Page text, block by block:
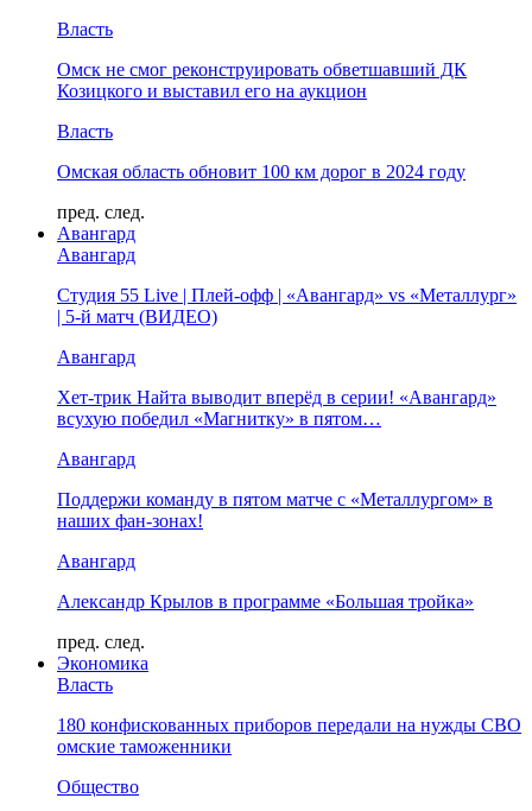
Власть
Омск не смог реконструировать обветшавший ДК
Козицкого и выставил его на аукцион
Власть
Омская область обновит 100 км дорог в 2024 году
пред. след.
Авангард
Авангард
Студия 55 Live | Плей-офф | «Авангард» vs «Металлург»
| 5-й матч (ВИДЕО)
Авангард
Хет-трик Найта выводит вперёд в серии! «Авангард»
всухую победил «Магнитку» в пятом…
Авангард
Поддержи команду в пятом матче с «Металлургом» в
наших фан-зонах!
Авангард
Александр Крылов в программе «Большая тройка»
пред. след.
Экономика
Власть
180 конфискованных приборов передали на нужды СВО
омские таможенники
Общество